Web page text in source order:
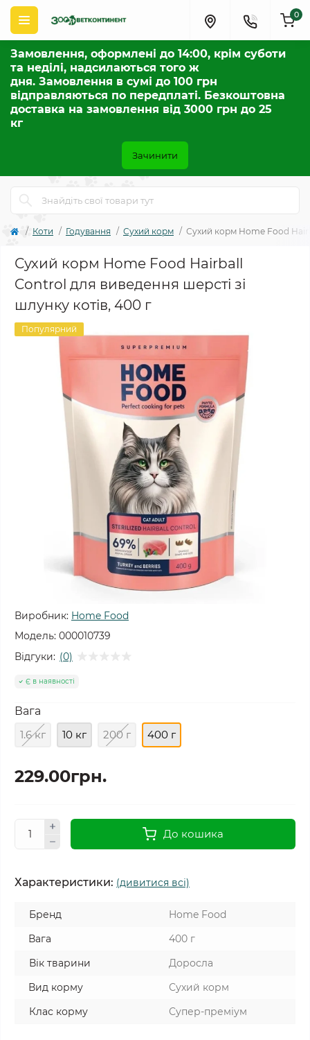
Замовлення, оформлені до 14:00, крім суботи
та неділі, надсилаються того ж
дня. Замовлення в сумі до 100 грн
відправляються по передплаті. Безкоштовна
доставка на замовлення від 3000 грн до 25
кг
Зачинити
0
Коти Годування Сухий корм Сухий корм Home Food
Сухий корм Home Food Hairball
Control для виведення шерсті зі
шлунку котів, 400 г
Популярний
Виробник: Home Food
Модель: 000010739
Відгуки: (0)
Є в наявності
Вага
1.6 кг
10 кг 200 г 400 г
229.00грн.
До кошика
Характеристики: (дивитися всі)
Бренд
Home Food
Вага
400 г
Вік тварини
Доросла
Вид корму
Сухий корм
Клас корму
Супер-преміум